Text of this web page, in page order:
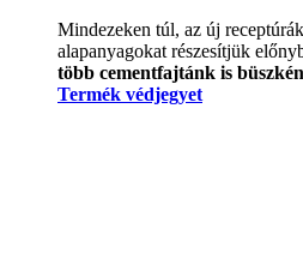
Mindezeken túl, az új
alapanyagokat részesítjük
több cementfajtánk is
Termék védjegyet